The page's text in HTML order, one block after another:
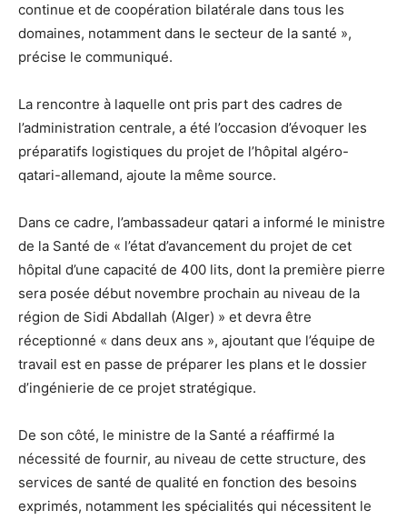
continue et de coopération bilatérale dans tous les
domaines, notamment dans le secteur de la santé »,
précise le communiqué.
La rencontre à laquelle ont pris part des cadres de
l’administration centrale, a été l’occasion d’évoquer les
préparatifs logistiques du projet de l’hôpital algéro-
qatari-allemand, ajoute la même source.
Dans ce cadre, l’ambassadeur qatari a informé le ministre
de la Santé de « l’état d’avancement du projet de cet
hôpital d’une capacité de 400 lits, dont la première pierre
sera posée début novembre prochain au niveau de la
région de Sidi Abdallah (Alger) » et devra être
réceptionné « dans deux ans », ajoutant que l’équipe de
travail est en passe de préparer les plans et le dossier
d’ingénierie de ce projet stratégique.
De son côté, le ministre de la Santé a réaffirmé la
nécessité de fournir, au niveau de cette structure, des
services de santé de qualité en fonction des besoins
exprimés, notamment les spécialités qui nécessitent le